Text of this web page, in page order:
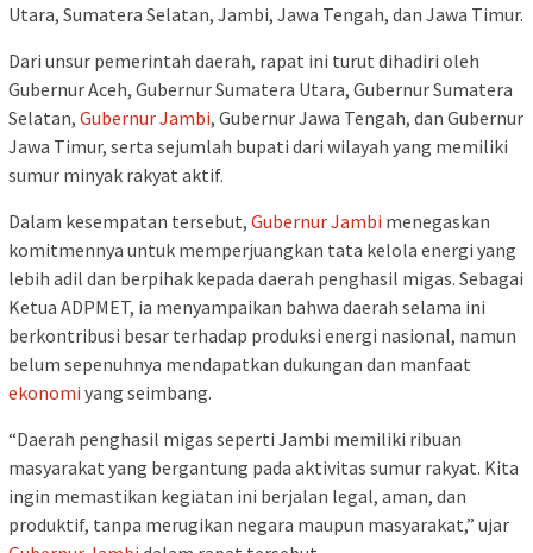
Utara, Sumatera Selatan, Jambi, Jawa Tengah, dan Jawa Timur.
Dari unsur pemerintah daerah, rapat ini turut dihadiri oleh
Gubernur Aceh, Gubernur Sumatera Utara, Gubernur Sumatera
Selatan, Gubernur Jambi, Gubernur Jawa Tengah, dan Gubernur
Jawa Timur, serta sejumlah bupati dari wilayah yang memiliki
sumur minyak rakyat aktif.
Dalam kesempatan tersebut, Gubernur Jambi menegaskan
komitmennya untuk memperjuangkan tata kelola energi yang
lebih adil dan berpihak kepada daerah penghasil migas. Sebagai
Ketua ADPMET, ia menyampaikan bahwa daerah selama ini
berkontribusi besar terhadap produksi energi nasional, namun
belum sepenuhnya mendapatkan dukungan dan manfaat
ekonomi yang seimbang.
“Daerah penghasil migas seperti Jambi memiliki ribuan
masyarakat yang bergantung pada aktivitas sumur rakyat. Kita
ingin memastikan kegiatan ini berjalan legal, aman, dan
produktif, tanpa merugikan negara maupun masyarakat,” ujar